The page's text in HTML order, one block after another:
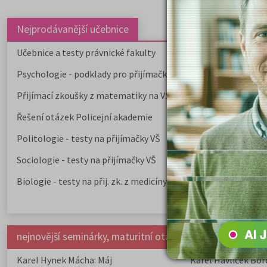
Nejprodávanější učebnice
Učebnice a testy právnické fakulty
Psychologie - podklady pro přijímačky
Přijímací zkoušky z matematiky na VŠE Praha
Řešení otázek Policejní akademie
Politologie - testy na přijímačky VŠ
Sociologie - testy na přijímačky VŠ
Biologie - testy na přij. zk. z medicíny
nejnovější seminárky, maturitní otázky a čtenářsky deník
Karel Hynek Mácha: Máj
Karel Havlíček